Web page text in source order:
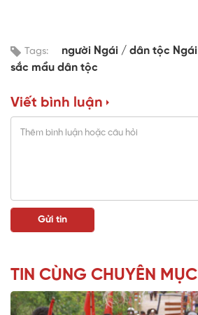
Tags: người Ngái
dân tộc Ngái
sắc mầu dân tộc
Viết bình luận
TIN CÙNG CHUYÊN MỤC